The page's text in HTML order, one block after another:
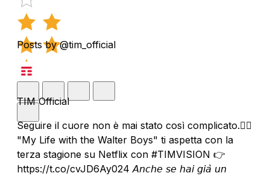
Posts by @tim_official
TIM Official
Seguire il cuore non è mai stato così complicato.❤️‍🔥
"My Life with the Walter Boys" ti aspetta con la
terza stagione su Netflix con #TIMVISION 👉
https://t.co/cvJD6Ay024 𝘈𝘯𝘤𝘩𝘦 𝘴𝘦 𝘩𝘢𝘪 𝘨𝘪𝘢̀ 𝘶𝘯